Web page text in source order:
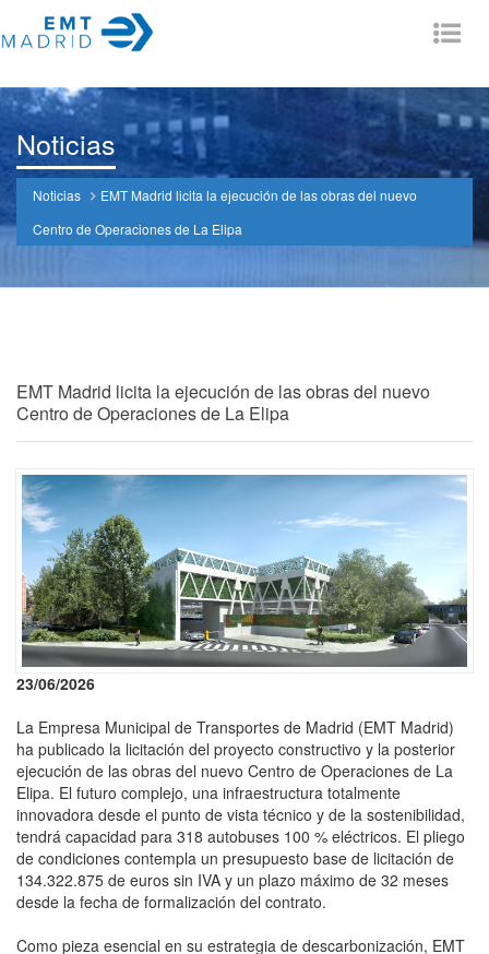
Noticias
Noticias
EMT Madrid licita la ejecución de las obras del nuevo
Centro de Operaciones de La Elipa
EMT Madrid licita la ejecución de las obras del nuevo
Centro de Operaciones de La Elipa
23/06/2026
La Empresa Municipal de Transportes de Madrid (EMT Madrid)
ha publicado la licitación del proyecto constructivo y la posterior
ejecución de las obras del nuevo Centro de Operaciones de La
Elipa. El futuro complejo, una infraestructura totalmente
innovadora desde el punto de vista técnico y de la sostenibilidad,
tendrá capacidad para 318 autobuses 100 % eléctricos. El pliego
de condiciones contempla un presupuesto base de licitación de
134.322.875 de euros sin IVA y un plazo máximo de 32 meses
desde la fecha de formalización del contrato.
Como pieza esencial en su estrategia de descarbonización, EMT